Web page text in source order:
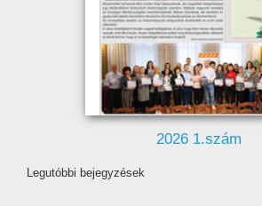
2026 1.szám
Legutóbbi bejegyzések